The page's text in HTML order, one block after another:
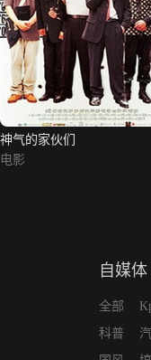
神气的家伙们
电影
自媒体
全部
科普